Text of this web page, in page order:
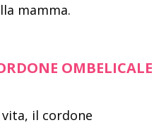
mamma.
OMBELICALE
il cordone